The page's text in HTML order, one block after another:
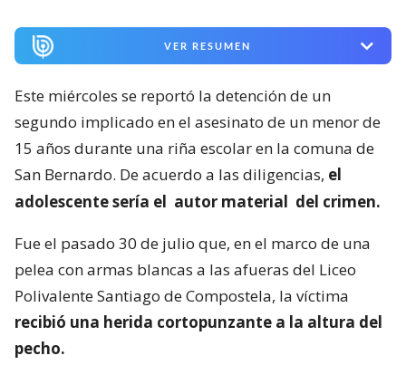
VER RESUMEN
Este miércoles se reportó la detención de un
segundo implicado en el asesinato de un menor de
15 años durante una riña escolar en la comuna de
San Bernardo. De acuerdo a las diligencias, el
adolescente sería el autor material del crimen.
Fue el pasado 30 de julio que, en el marco de una
pelea con armas blancas a las afueras del Liceo
Polivalente Santiago de Compostela, la víctima
recibió una herida cortopunzante a la altura del
pecho.